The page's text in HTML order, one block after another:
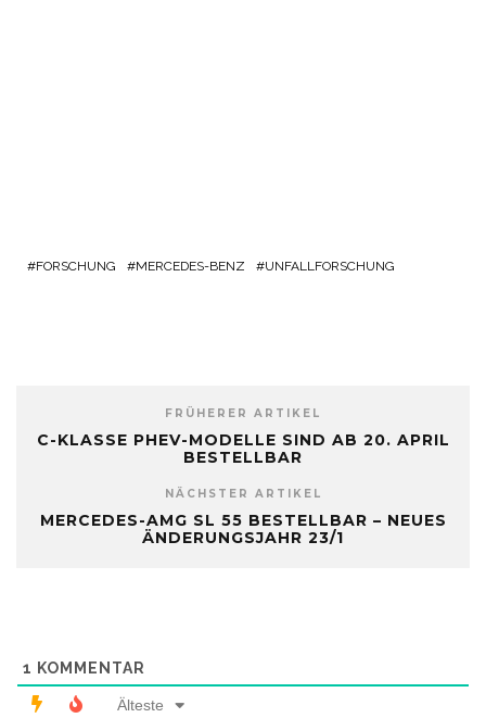
FORSCHUNG MERCEDES-BENZ UNFALLFORSCHUNG
FRÜHERER ARTIKEL
C-KLASSE PHEV-MODELLE SIND AB 20. APRIL
BESTELLBAR
NÄCHSTER ARTIKEL
MERCEDES-AMG SL 55 BESTELLBAR – NEUES
ÄNDERUNGSJAHR 23/1
1 KOMMENTAR
Älteste